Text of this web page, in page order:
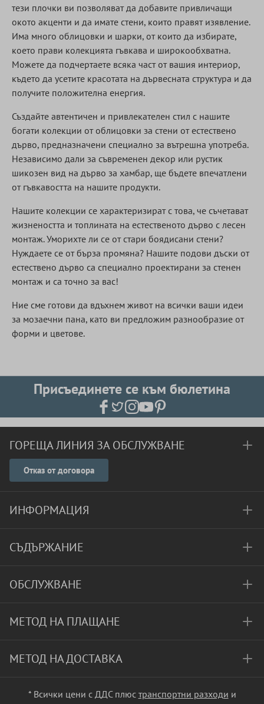
тези плочки ви позволяват да добавите привличащи
окото акценти и да имате стени, които правят изявление.
Има много облицовки и шарки, от които да избирате,
което прави колекцията гъвкава и широкообхватна.
Можете да подчертаете всяка част от вашия интериор,
където да усетите красотата на дървесната структура и да
получите положителна енергия.
Създайте автентичен и привлекателен стил с нашите
богати колекции от облицовки за стени от естествено
дърво, предназначени специално за вътрешна употреба.
Независимо дали за съвременен декор или рустик
шикозен вид на дърво за хамбар, ще бъдете впечатлени
от гъвкавостта на нашите продукти.
Нашите колекции се характеризират с това, че съчетават
жизнеността и топлината на естественото дърво с лесен
монтаж. Уморихте ли се от стари боядисани стени?
Нуждаете се от бърза промяна? Нашите подови дъски от
естествено дърво са специално проектирани за стенен
монтаж и са точно за вас!
Ние сме готови да вдъхнем живот на всички ваши идеи
за мозаечни пана, като ви предложим разнообразие от
форми и цветове.
Присъединете се към бюлетина
ГОРЕЩА ЛИНИЯ ЗА ОБСЛУЖВАНЕ
Отказ от договора
ИНФОРМАЦИЯ
СЪДЪРЖАНИЕ
ОБСЛУЖВАНЕ
МЕТОД НА ПЛАЩАНЕ
МЕТОД НА ДОСТАВКА
* Всички цени с ДДС плюс транспортни разходи и